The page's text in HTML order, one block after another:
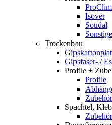
Isover
Soudal
Sonstige
Trockenbau
Gipsfaser- /
Profile +
Profile
Zubehör
Spachtel,
Zubehör